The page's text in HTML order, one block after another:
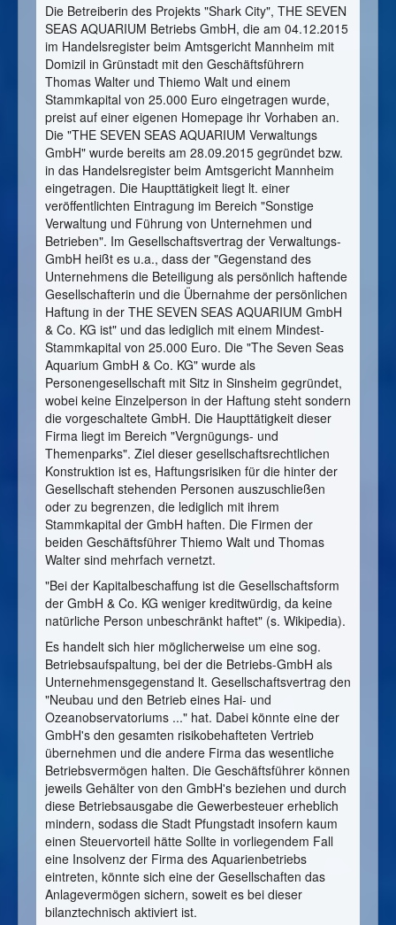
Die Betreiberin des Projekts "Shark City", THE SEVEN
SEAS AQUARIUM Betriebs GmbH, die am 04.12.2015
im Handelsregister beim Amtsgericht Mannheim mit
Domizil in Grünstadt mit den Geschäftsführern
Thomas Walter und Thiemo Walt und einem
Stammkapital von 25.000 Euro eingetragen wurde,
preist auf einer eigenen Homepage ihr Vorhaben an.
Die "THE SEVEN SEAS AQUARIUM Verwaltungs
GmbH" wurde bereits am 28.09.2015 gegründet bzw.
in das Handelsregister beim Amtsgericht Mannheim
eingetragen. Die Haupttätigkeit liegt lt. einer
veröffentlichten Eintragung im Bereich "Sonstige
Verwaltung und Führung von Unternehmen und
Betrieben". Im Gesellschaftsvertrag der Verwaltungs-
GmbH heißt es u.a., dass der "Gegenstand des
Unternehmens die Beteiligung als persönlich haftende
Gesellschafterin und die Übernahme der persönlichen
Haftung in der THE SEVEN SEAS AQUARIUM GmbH
& Co. KG ist" und das lediglich mit einem Mindest-
Stammkapital von 25.000 Euro. Die "The Seven Seas
Aquarium GmbH & Co. KG" wurde als
Personengesellschaft mit Sitz in Sinsheim gegründet,
wobei keine Einzelperson in der Haftung steht sondern
die vorgeschaltete GmbH. Die Haupttätigkeit dieser
Firma liegt im Bereich "Vergnügungs- und
Themenparks". Ziel dieser gesellschaftsrechtlichen
Konstruktion ist es, Haftungsrisiken für die hinter der
Gesellschaft stehenden Personen auszuschließen
oder zu begrenzen, die lediglich mit ihrem
Stammkapital der GmbH haften. Die Firmen der
beiden Geschäftsführer Thiemo Walt und Thomas
Walter sind mehrfach vernetzt.
"Bei der Kapitalbeschaffung ist die Gesellschaftsform
der GmbH & Co. KG weniger kreditwürdig, da keine
natürliche Person unbeschränkt haftet" (s. Wikipedia).
Es handelt sich hier möglicherweise um eine sog.
Betriebsaufspaltung, bei der die Betriebs-GmbH als
Unternehmensgegenstand lt. Gesellschaftsvertrag den
"Neubau und den Betrieb eines Hai- und
Ozeanobservatoriums ..." hat. Dabei könnte eine der
GmbH's den gesamten risikobehafteten Vertrieb
übernehmen und die andere Firma das wesentliche
Betriebsvermögen halten. Die Geschäftsführer können
jeweils Gehälter von den GmbH's beziehen und durch
diese Betriebsausgabe die Gewerbesteuer erheblich
mindern, sodass die Stadt Pfungstadt insofern kaum
einen Steuervorteil hätte Sollte in vorliegendem Fall
eine Insolvenz der Firma des Aquarienbetriebs
eintreten, könnte sich eine der Gesellschaften das
Anlagevermögen sichern, soweit es bei dieser
bilanztechnisch aktiviert ist.